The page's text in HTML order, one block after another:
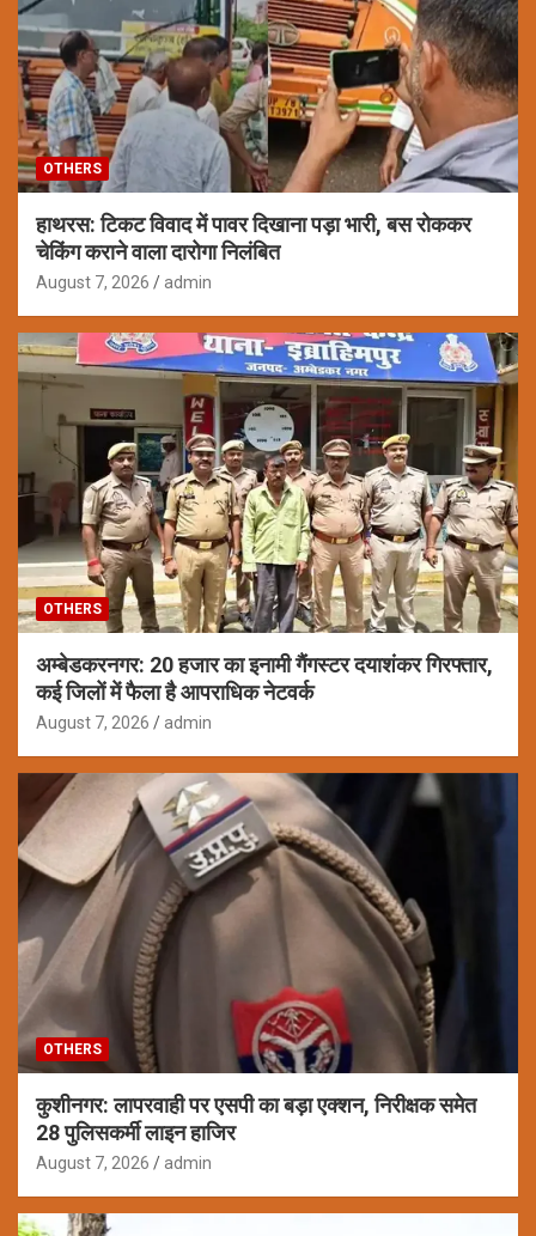
OTHERS
हाथरस: टिकट विवाद में पावर दिखाना पड़ा भारी, बस रोककर
चेकिंग कराने वाला दारोगा निलंबित
August 7, 2026 admin
OTHERS
अम्बेडकरनगर: 20 हजार का इनामी गैंगस्टर दयाशंकर गिरफ्तार,
कई जिलों में फैला है आपराधिक नेटवर्क
August 7, 2026 admin
OTHERS
कुशीनगर: लापरवाही पर एसपी का बड़ा एक्शन, निरीक्षक समेत
28 पुलिसकर्मी लाइन हाजिर
August 7, 2026 admin